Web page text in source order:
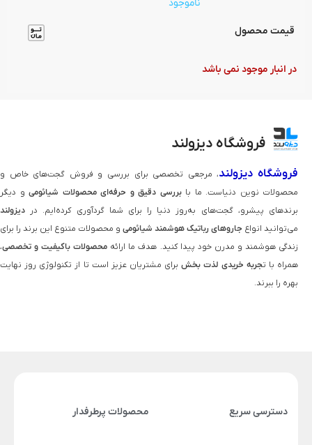
قیمت محصول
ناموجود
در انبار موجود نمی باشد
فروشگاه دیزولند
فروشگاه دیزولند، مرجعی تخصصی برای بررسی و فروش گجت‌های خاص و
محصولات نوین دنیاست. ما بابررسی دقیق و حرفه‌ای محصولات شیائومی و دیگر
برندهای پیشرو، گجت‌های به‌روز دنیا را برای شما گردآوری کرده‌ایم. در دیزولند
می‌توانید انواع جاروهای رباتیک هوشمند شیائومی و محصولات متنوع این برند را برای
زندگی هوشمند و مدرن خود پیدا کنید. هدف ما ارائه محصولات باکیفیت و تخصصی،
همراه با تجربه خریدی لذت‌ بخشبرای مشتریان عزیز است تا از تکنولوژی روز نهایت
بهره را ببرند.
دسترسی سریع محصولات پرطرفدار